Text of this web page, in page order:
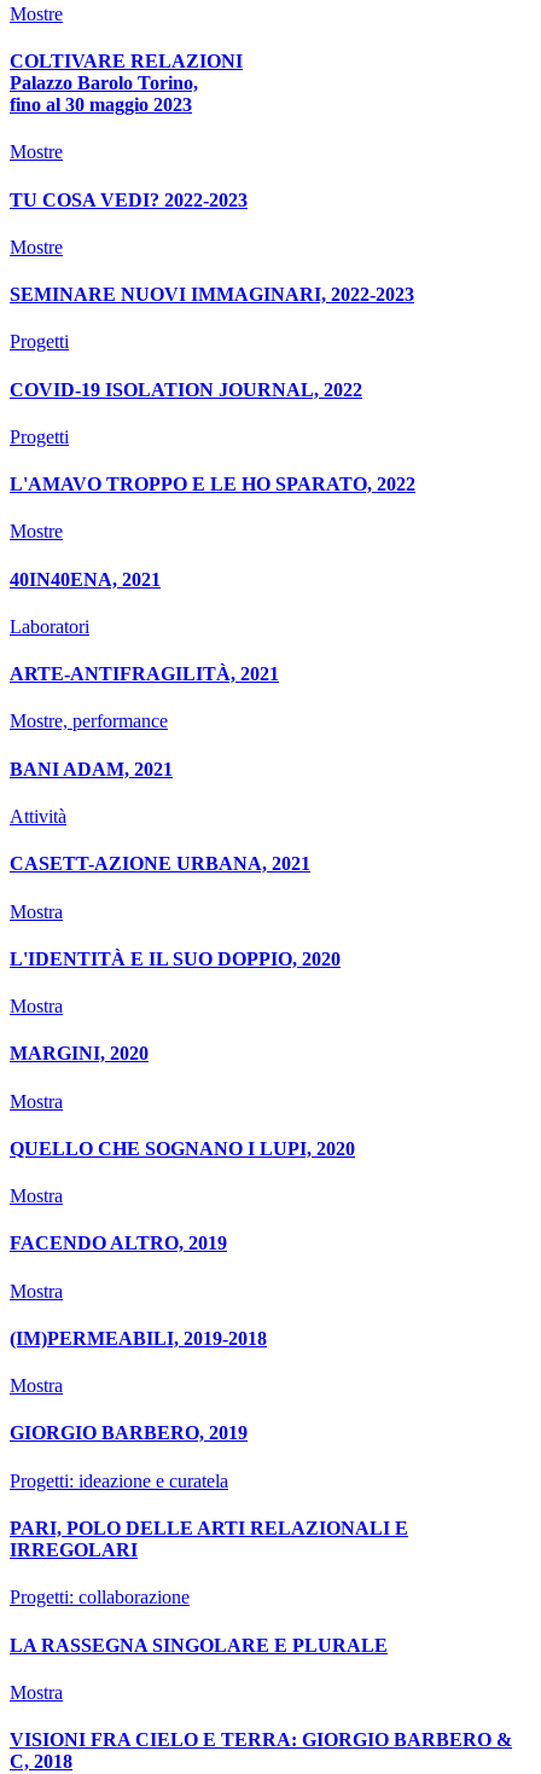
Mostre
COLTIVARE RELAZIONI
Palazzo Barolo Torino,
fino al 30 maggio 2023
Mostre
TU COSA VEDI? 2022-2023
Mostre
SEMINARE NUOVI IMMAGINARI, 2022-2023
Progetti
COVID-19 ISOLATION JOURNAL, 2022
Progetti
L'AMAVO TROPPO E LE HO SPARATO, 2022
Mostre
40IN40ENA, 2021
Laboratori
ARTE-ANTIFRAGILITÀ, 2021
Mostre, performance
BANI ADAM, 2021
Attività
CASETT-AZIONE URBANA, 2021
Mostra
L'IDENTITÀ E IL SUO DOPPIO, 2020
Mostra
MARGINI, 2020
Mostra
QUELLO CHE SOGNANO I LUPI, 2020
Mostra
FACENDO ALTRO, 2019
Mostra
(IM)PERMEABILI, 2019-2018
Mostra
GIORGIO BARBERO, 2019
Progetti: ideazione e curatela
PARI, POLO DELLE ARTI RELAZIONALI E
IRREGOLARI
Progetti: collaborazione
LA RASSEGNA SINGOLARE E PLURALE
Mostra
VISIONI FRA CIELO E TERRA: GIORGIO BARBERO &
C, 2018